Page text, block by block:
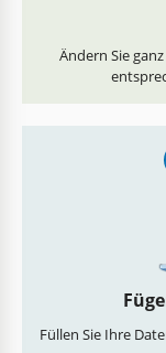
Ändern Sie
Füllen Sie Ihre